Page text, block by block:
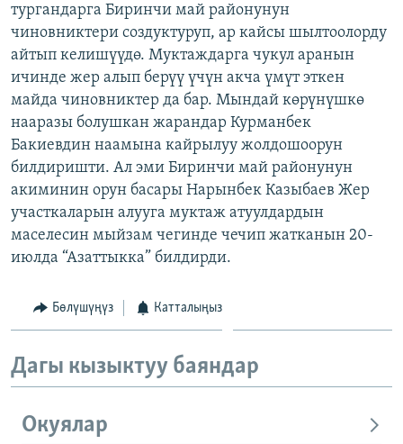
ЭЕ/АРнун бардык сайттары
тургандарга Биринчи май районунун
чиновниктери создуктуруп, ар кайсы шылтоолорду
айтып келишүүдө. Муктаждарга чукул аранын
ичинде жер алып берүү үчүн акча үмүт эткен
майда чиновниктер да бар. Мындай көрүнүшкө
нааразы болушкан жарандар Курманбек
Бакиевдин наамына кайрылуу жолдошоорун
билдиришти. Ал эми Биринчи май районунун
акиминин орун басары Нарынбек Казыбаев Жер
участкаларын алууга муктаж атуулдардын
маселесин мыйзам чегинде чечип жатканын 20-
июлда “Азаттыкка” билдирди.
Бөлүшүңүз Катталыңыз
Дагы кызыктуу баяндар
Окуялар